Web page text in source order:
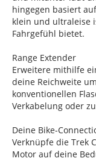
hingegen basiert
klein und ultraleise
Fahrgefühl bietet.
Range Extender
Erweitere mithilfe
deine Reichweite
konventionellen
Verkabelung oder
Deine Bike-
Verknüpfe die Trek
Motor auf deine